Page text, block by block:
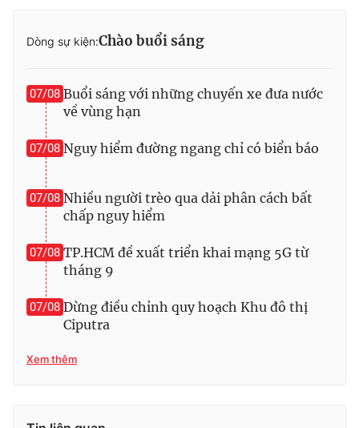
Emagazine Podcast
Photo Infographic
Video Shorts video
VTV Money VTV Thể thao
VTV Sức khoẻ
Thị trường 24h
Liên hệ tòa soạn
Dòng sự kiện:Chào buổi sáng
07/08 Buổi sáng với những chuyến xe đưa nước
về vùng hạn
07/08 Nguy hiểm đường ngang chỉ có biển báo
07/08 Nhiều người trèo qua dải phân cách bất
chấp nguy hiểm
07/08 TP.HCM đề xuất triển khai mạng 5G từ
tháng 9
07/08 Dừng điều chỉnh quy hoạch Khu đô thị
Ciputra
Xem thêm